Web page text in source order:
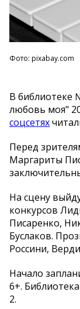
Фото: pixabay.com
В библиотеке
любовь моя"
соцсетях
Перед
Маргариты
На сцену
конкурсов
Писаренко,
Буслаков.
Россини,
Начало
6+.
2.